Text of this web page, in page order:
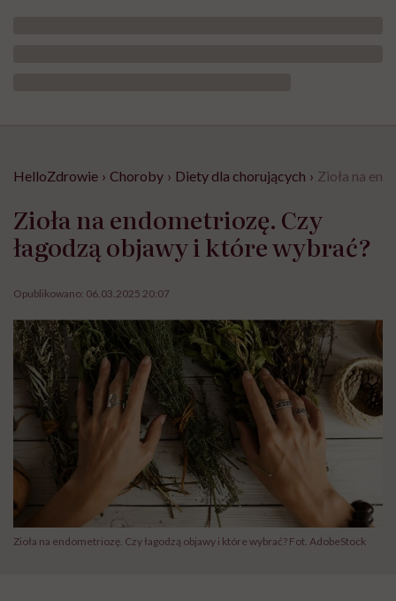
HelloZdrowie › Choroby › Diety dla chorujących › Zioła na
Zioła na endometriozę. Czy
łagodzą objawy i które wybrać?
Opublikowano: 06.03.2025 20:07
Zioła na endometriozę. Czy łagodzą objawy i które wybrać? Fot. AdobeStock